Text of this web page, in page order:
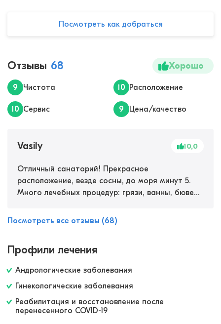
Посмотреть как добраться
Отзывы 68 Хорошо
9 Чистота 10 Расположение
10 Сервис 9 Цена/качество
Vasily 10,0
Отличный санаторий! Прекрасное
расположение, везде сосны, до моря минут 5.
Много лечебных процедур: грязи, ванны, бювет
бассейны, сауна, хаммам, джакузи.
Обслуживание на хорошем уровне.
Посмотреть все отзывы (68)
Профили лечения
Андрологические заболевания
Гинекологические заболевания
Реабилитация и восстановление после
перенесенного COVID-19